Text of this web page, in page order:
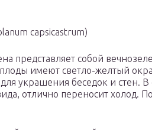
capsicastrum)
представляет собой
имеют светло-желтый
для украшения беседок и стен.
отлично переносит холод.